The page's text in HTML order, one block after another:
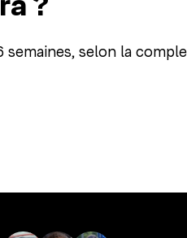
semaines, selon la